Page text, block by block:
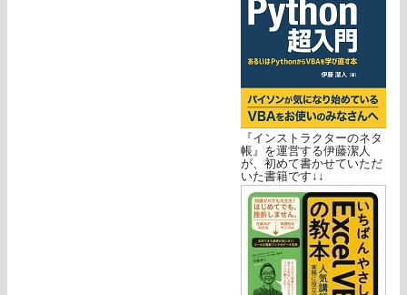
『インストラクターのネタ
帳』を運営する伊藤潔人
が、初めて書かせていただ
いた書籍です↓↓